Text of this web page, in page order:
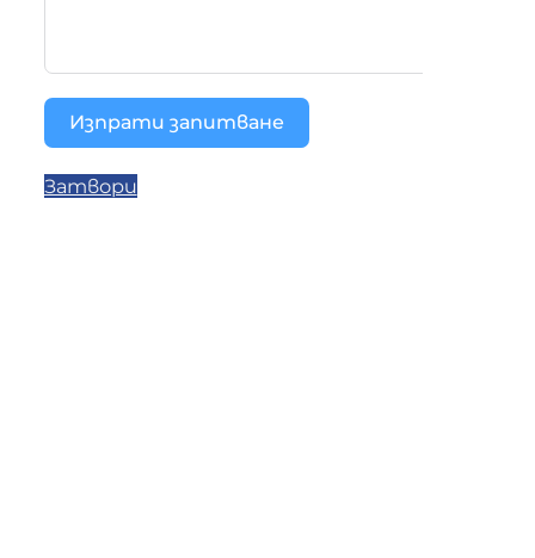
Изпрати запитване
Затвори